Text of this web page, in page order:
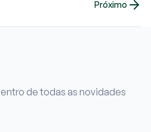
Próximo
de todas as novidades